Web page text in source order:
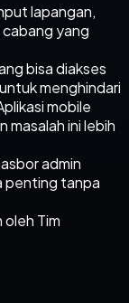
lapangan,
yang
bisa diakses
menghindari
mobile
masalah ini lebih
admin
penting tanpa
oleh Tim